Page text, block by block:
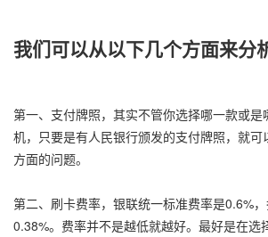
我们可以从以下几个方面来分
第一、支付牌照，其实不管你选择哪一款或
机，只要是有人民银行颁发的支付牌照，就
方面的问题。
第二、刷卡费率，银联统一标准费率是0.6%
0.38%。费率并不是越低就越好。最好是在选